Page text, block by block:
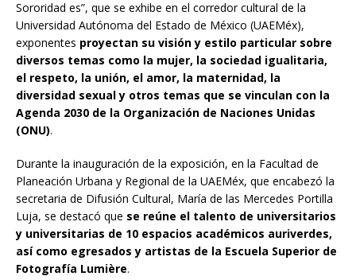
Sororidad es”, que se exhibe en el corredor cultural de la
Universidad Autónoma del Estado de México (UAEMéx),
exponentes proyectan su visión y estilo particular sobre
diversos temas como la mujer, la sociedad igualitaria,
el respeto, la unión, el amor, la maternidad, la
diversidad sexual y otros temas que se vinculan con la
Agenda 2030 de la Organización de Naciones Unidas
(ONU).
Durante la inauguración de la exposición, en la Facultad de
Planeación Urbana y Regional de la UAEMéx, que encabezó la
secretaria de Difusión Cultural, María de las Mercedes Portilla
Luja, se destacó que se reúne el talento de universitarios
y universitarias de 10 espacios académicos auriverdes,
así como egresados y artistas de la Escuela Superior de
Fotografía Lumière.